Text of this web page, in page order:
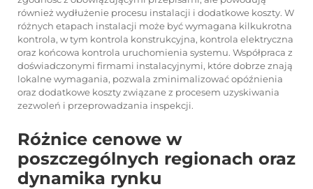
również wydłużenie procesu instalacji i dodatkowe koszty. W
różnych etapach instalacji może być wymagana kilkukrotna
kontrola, w tym kontrola konstrukcyjna, kontrola elektryczna
oraz końcowa kontrola uruchomienia systemu. Współpraca z
doświadczonymi firmami instalacyjnymi, które dobrze znają
lokalne wymagania, pozwala zminimalizować opóźnienia
oraz dodatkowe koszty związane z procesem uzyskiwania
zezwoleń i przeprowadzania inspekcji.
Różnice cenowe w
poszczególnych regionach oraz
dynamika rynku